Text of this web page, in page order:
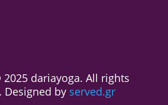
dariayoga. All rights
Designed by served.gr